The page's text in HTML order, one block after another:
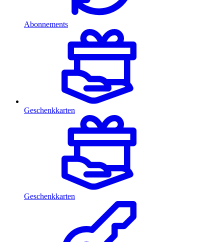
Abonnements
Geschenkkarten
Geschenkkarten